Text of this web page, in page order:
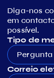
Diga-nos
em
possível.
Tipo de
Correio